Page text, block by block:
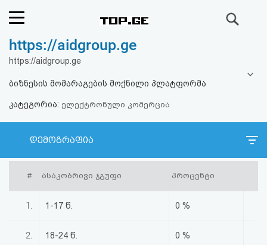
რეიტინგი
ფოსტა
კითხვა-
პასუხი
ავტორიზაცია
https://aidgroup.ge
https://aidgroup.ge
ბიზნესის მომარაგების მოქნილი პლატფორმა
კატეგორია: ელექტრონული კომერცია
დემოგრაფია
# ასაკობრივი ჯგუფი პროცენტი
1. 1-17 წ. 0 %
2. 18-24 წ. 0 %